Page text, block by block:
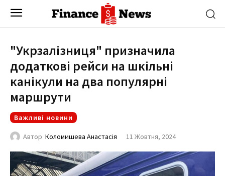
"Укрзалізниця" призначила
додаткові рейси на шкільні
канікули на два популярні
маршрути
Важливі новини
Автор Коломишева Анастасія 11 Жовтня, 2024